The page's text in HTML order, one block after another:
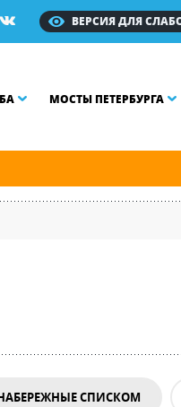
ВЕРСИЯ ДЛЯ
МОСТЫ ПЕТЕРБУРГА
СПИСКОМ